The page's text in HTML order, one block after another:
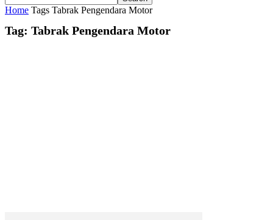
Home Tags Tabrak Pengendara Motor
Tag: Tabrak Pengendara Motor